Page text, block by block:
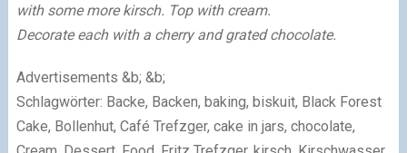
with some more kirsch. Top with cream.
Decorate each with a cherry and grated chocolate.
Advertisements &b; &b;
Schlagwörter: Backe, Backen, baking, biskuit, Black Forest
Cake, Bollenhut, Café Trefzger, cake in jars, chocolate,